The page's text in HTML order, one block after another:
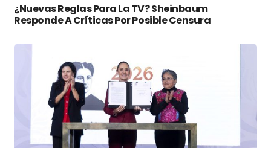
¿Nuevas Reglas Para La TV? Sheinbaum
Responde A Críticas Por Posible Censura